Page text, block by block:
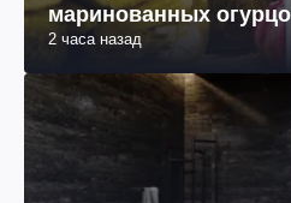
маринованных
2 часа назад